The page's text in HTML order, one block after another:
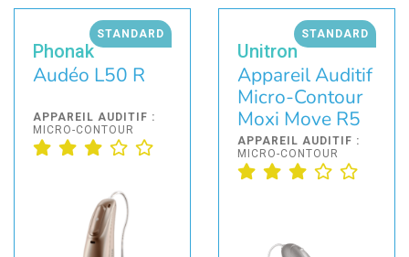
STANDARD
Phonak
Audéo L50 R
APPAREIL AUDITIF :
MICRO-CONTOUR
STANDARD
Unitron
Appareil Auditif
Micro-Contour
Moxi Move R5
APPAREIL AUDITIF :
MICRO-CONTOUR